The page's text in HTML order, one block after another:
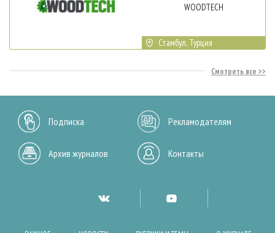
WOODTECH
Стамбул, Турция
Смотреть все
Подписка Рекламодателям
Архив журналов Контакты